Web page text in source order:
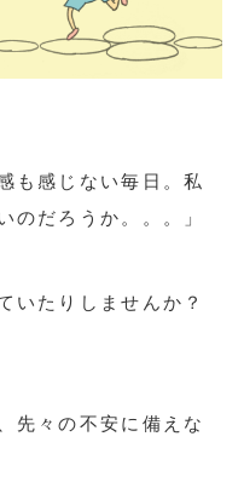
も感じない毎日。私
のだろうか。。。」
いたりしませんか？
先々の不安に備えな